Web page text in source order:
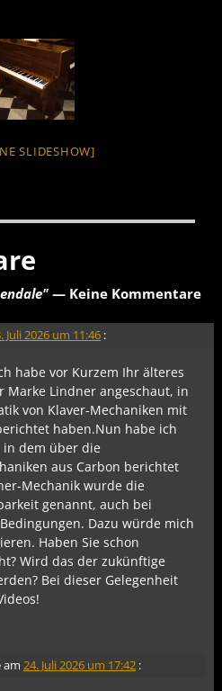
SLIDESHOW]
— Keine Kommentare
Juli 2026 um 11:46 :
habe vor Kurzem Ihr älteres
Marke Lindner angeschaut, in
von Klaver-Mechaniken mit
haben.Nun habe ich
in dem über die
aus Carbon berichtet
Mechanik wurde die
genannt, auch bei
Dazu würde mich
Haben Sie schon
Wird das der zukünftige
Bei dieser Gelegenheit
24. Juli 2026 um 17:42 :